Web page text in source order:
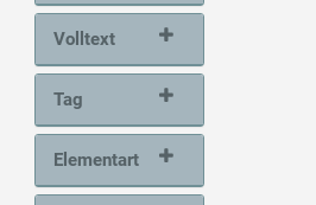
Volltext
Tag
Elementart